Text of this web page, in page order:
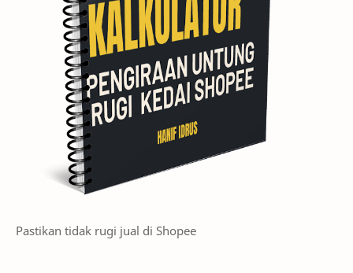
Pastikan tidak rugi jual di Shopee